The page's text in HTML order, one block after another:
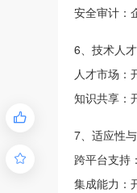
安全审计：
6、技术人
人才市场：
知识共享：
7、适应性
跨平台支持
集成能力：

